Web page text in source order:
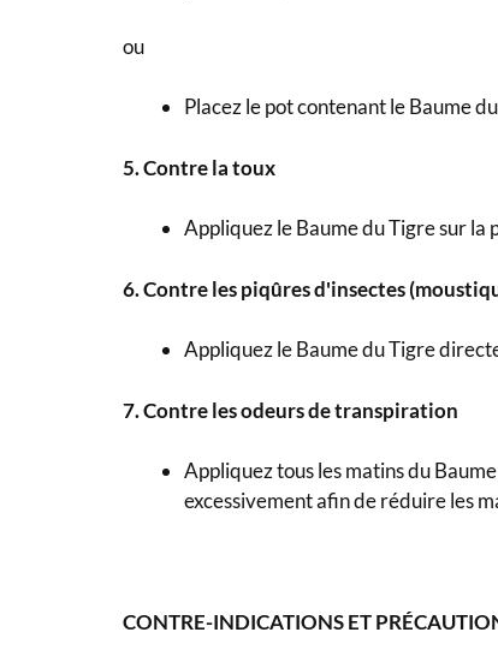
ou
Placez le pot contenant le Baume
5. Contre la toux
Appliquez le Baume du Tigre sur la
6. Contre les piqûres d'insectes
Appliquez le Baume du Tigre
7. Contre les odeurs de transpiration
Appliquez tous les matins du
excessivement afin de réduire les
CONTRE-INDICATIONS ET